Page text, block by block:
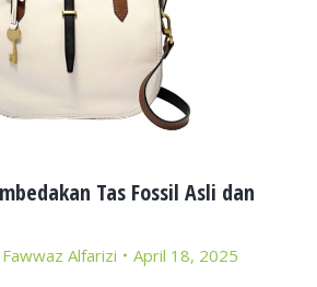
Tas Fossil Asli dan
Alfarizi April 18, 2025